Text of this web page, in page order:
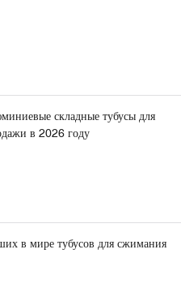
складные тубусы для
в 2026 году
в мире тубусов для сжимания